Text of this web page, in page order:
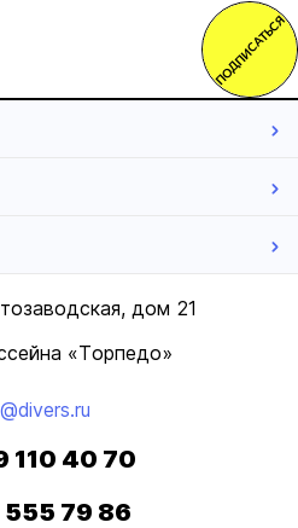
ПОДПИСАТЬСЯ
дом 21
«Торпедо»
110 40 70
79 86